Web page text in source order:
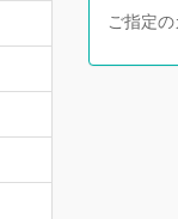
ご指定